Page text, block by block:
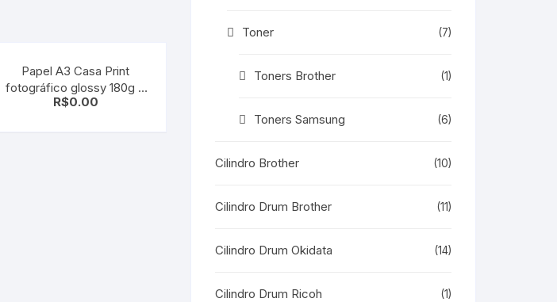
Papel A3 Casa Print
fotográfico glossy 180g A
Prova D,gua pacote 20
R$0.00
Toner (7)
Toners Brother (1)
Toners Samsung (6)
Cilindro Brother (10)
Cilindro Drum Brother (11)
Cilindro Drum Okidata (14)
Cilindro Drum Ricoh (1)